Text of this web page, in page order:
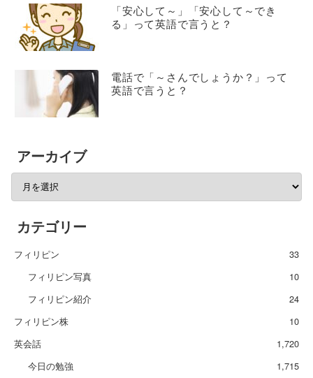
「安心して～」「安心して～でき
る」って英語で言うと？
電話で「～さんでしょうか？」って
英語で言うと？
アーカイブ
カテゴリー
フィリピン
33
フィリピン写真
10
フィリピン紹介
24
フィリピン株
10
英会話
1,720
今日の勉強
1,715